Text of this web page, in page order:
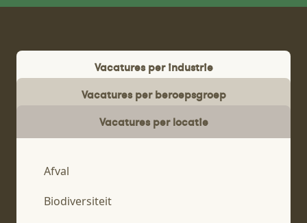
Vacatures per industrie
Vacatures per beroepsgroep
Vacatures per locatie
Afval
Biodiversiteit